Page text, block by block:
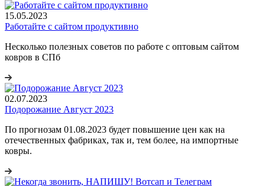
15.05.2023
Работайте с сайтом продуктивно
Несколько полезных советов по работе с оптовым сайтом
ковров в СПб
02.07.2023
Подорожание Август 2023
По прогнозам 01.08.2023 будет повышение цен как на
отечественных фабриках, так и, тем более, на импортные
ковры.